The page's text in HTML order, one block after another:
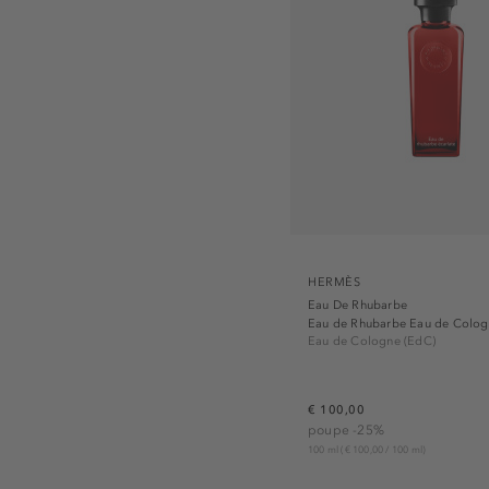
HERMÈS
Eau De Rhubarbe
Eau de Rhubarbe Eau de
Eau de Cologne (EdC)
€ 100,00
poupe -25%
100 ml(€ 100,00 / 100 ml)